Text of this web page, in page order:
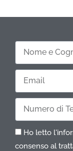
Nome
e
Cognome
Email
Telefono
Ho letto
consenso al